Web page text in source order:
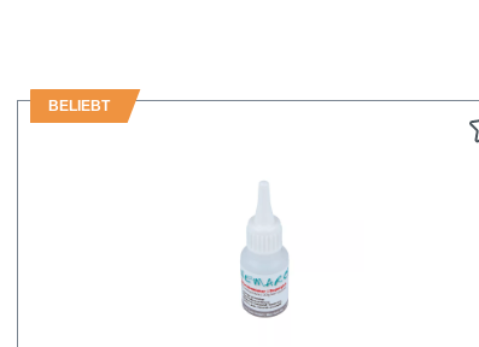
BELIEBT